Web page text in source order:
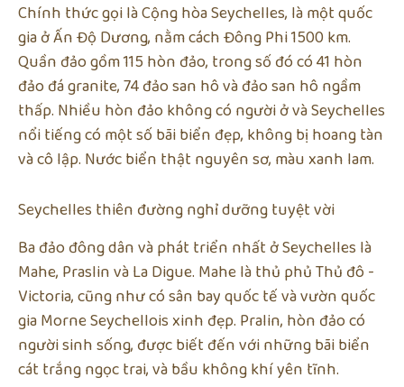
Chính thức gọi là Cộng hòa Seychelles, là một quốc
gia ở Ấn Độ Dương, nằm cách Đông Phi 1500 km.
Quần đảo gồm 115 hòn đảo, trong số đó có 41 hòn
đảo đá granite, 74 đảo san hô và đảo san hô ngầm
thấp. Nhiều hòn đảo không có người ở và Seychelles
nổi tiếng có một số bãi biển đẹp, không bị hoang tàn
và cô lập. Nước biển thật nguyên sơ, màu xanh lam.
Seychelles thiên đường nghỉ dưỡng tuyệt vời
Ba đảo đông dân và phát triển nhất ở Seychelles là
Mahe, Praslin và La Digue. Mahe là thủ phủ Thủ đô -
Victoria, cũng như có sân bay quốc tế và vườn quốc
gia Morne Seychellois xinh đẹp. Pralin, hòn đảo có
người sinh sống, được biết đến với những bãi biển
cát trắng ngọc trai, và bầu không khí yên tĩnh.